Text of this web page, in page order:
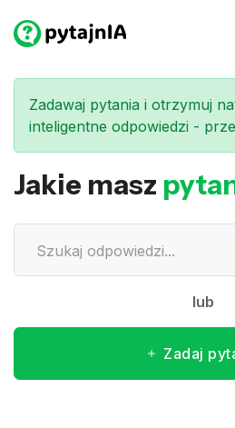
Zadawaj pytania i otrzymuj
inteligentne odpowiedzi -
Jakie masz
lub
Zadaj